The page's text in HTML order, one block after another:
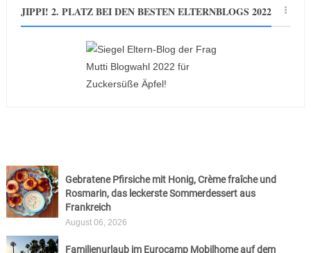
JIPPI! 2. PLATZ BEI DEN BESTEN ELTERNBLOGS 2022
Gebratene Pfirsiche mit Honig, Crème fraîche und
Rosmarin, das leckerste Sommerdessert aus
Frankreich
August 06, 2026
Familienurlaub im Eurocamp Mobilhome auf dem